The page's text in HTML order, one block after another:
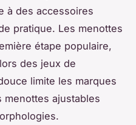
à des accessoires
pratique. Les menottes
étape populaire,
des jeux de
limite les marques
menottes ajustables